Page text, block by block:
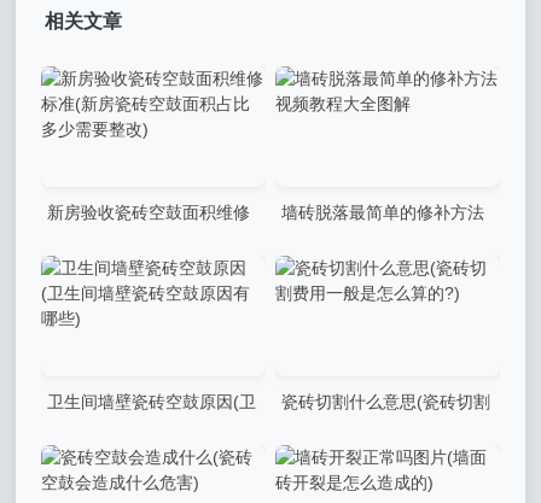
相关文章
新房验收瓷砖空鼓面积维修
多少需要整改)
墙砖脱落最简单的修补方法
卫生间墙壁瓷砖空鼓原因(卫
些)
瓷砖切割什么意思(瓷砖切割